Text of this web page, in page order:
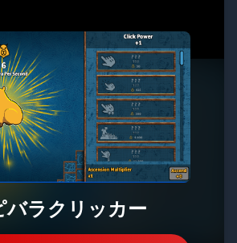
バラクリッカー